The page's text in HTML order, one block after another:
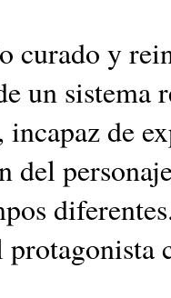
curado y
un
de
del